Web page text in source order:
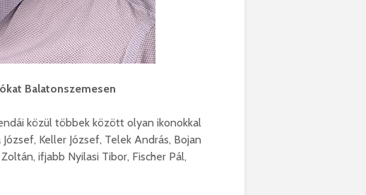
Balatonszemesen
közül többek között olyan ikonokkal
Keller József, Telek András, Bojan
ifjabb Nyilasi Tibor, Fischer Pál,